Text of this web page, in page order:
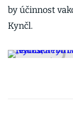
by účinnost
Kynčl.